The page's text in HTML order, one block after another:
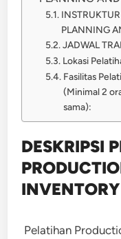
PLANNING
JADWAL
Lokasi
Fasilitas
(Minimal 2
sama):
DESKRIPSI
Pelatihan